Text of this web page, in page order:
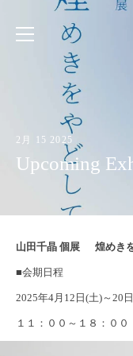
content
2月 15 2025
Upcoming
山田千晶 個展 煌めき
■会期日程
2025年4月12日(土)～20
１１：００～１８：００